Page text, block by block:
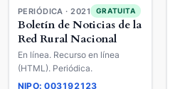
PERIÓDICA · 2021 GRATUITA
Boletín de Noticias de la
Red Rural Nacional
En línea. Recurso en línea
(HTML). Periódica.
NIPO: 003192123